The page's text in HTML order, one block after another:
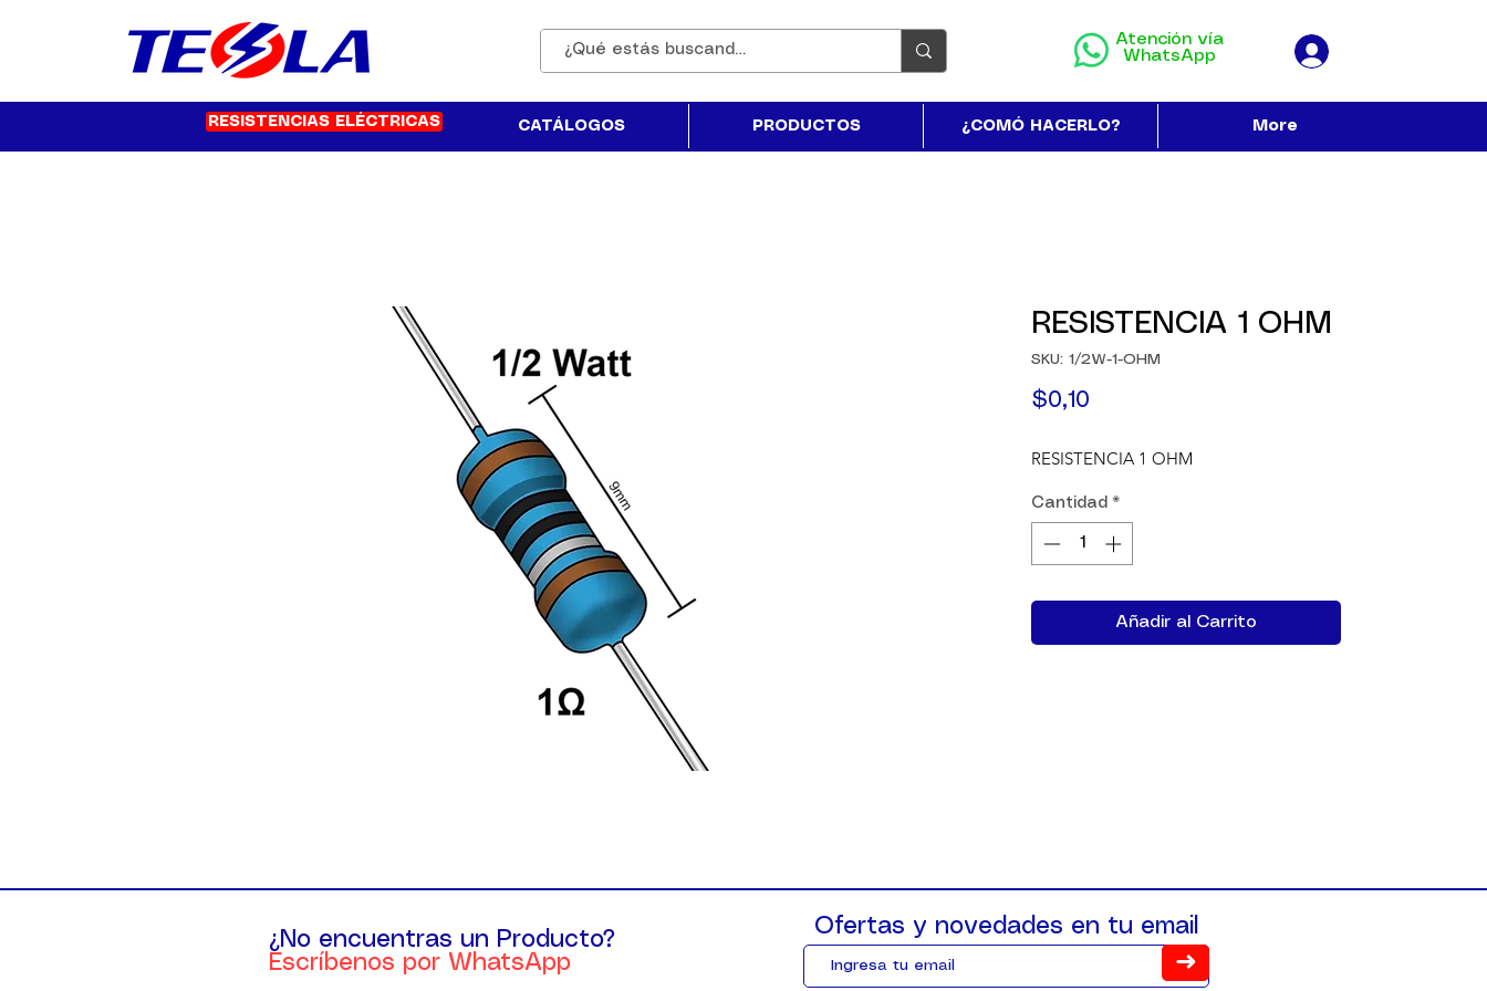
Atención vía
WhatsApp
RESISTENCIAS ELÉCTRICAS CATÁLOGOS PRODUCTOS ¿COMÓ HACERLO? More
RESISTENCIA 1 OHM
SKU: 1/2W-1-OHM
$0,10
RESISTENCIA 1 OHM
Cantidad *
Añadir al Carrito
¿No encuentras un Producto?
Escríbenos por WhatsApp
Ofertas y novedades en tu email
➜